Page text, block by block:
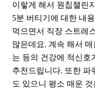
이렇게 해서 원칩챌린
5분 버티기에 대한 내
먹으면서 직장 스트레
많은데요. 계속 해서
는 등의 건강에 적신호
추천드립니다. 또한 파
도 있으니 평소 매운